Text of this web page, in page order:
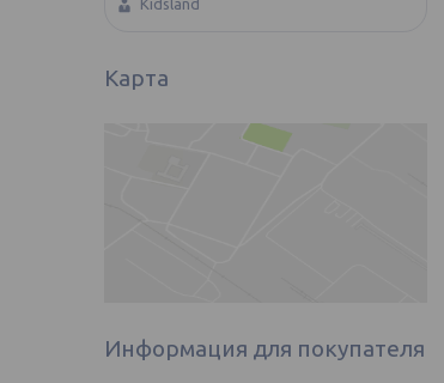
Kidsland
Карта
Информация для покупателя